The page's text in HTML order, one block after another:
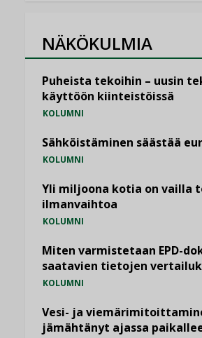
NÄKÖKULMIA
Puheista tekoihin – uusin
käyttöön kiinteistöissä
KOLUMNI
Sähköistäminen säästää
KOLUMNI
Yli miljoona kotia on vailla
ilmanvaihtoa
KOLUMNI
Miten varmistetaan EPD-
saatavien tietojen
KOLUMNI
Vesi- ja
jämähtänyt ajassa